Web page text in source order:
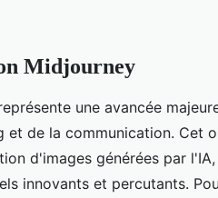
Midjourney
une avancée
et de la communication. Cet
d'images générées par
innovants et percutants.